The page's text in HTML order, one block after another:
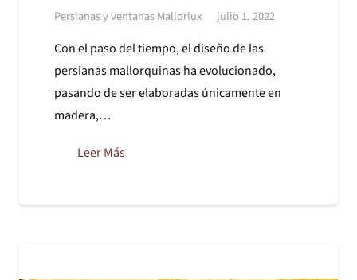
Persianas y ventanas Mallorlux julio 1, 2022
Con el paso del tiempo, el diseño de las
persianas mallorquinas ha evolucionado,
pasando de ser elaboradas únicamente en
madera,…
Leer Más